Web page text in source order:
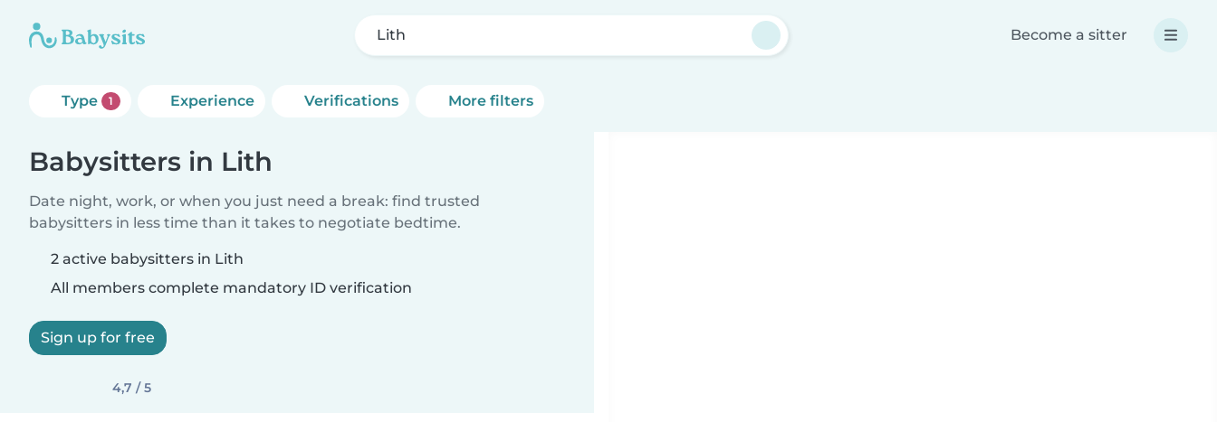
Lith Become a sitter
Type 1 Experience Verifications More filters
Babysitters in Lith
Date night, work, or when you just need a break: find trusted
babysitters in less time than it takes to negotiate bedtime.
2 active babysitters in Lith
All members complete mandatory ID verification
Sign up for free
4,7 / 5